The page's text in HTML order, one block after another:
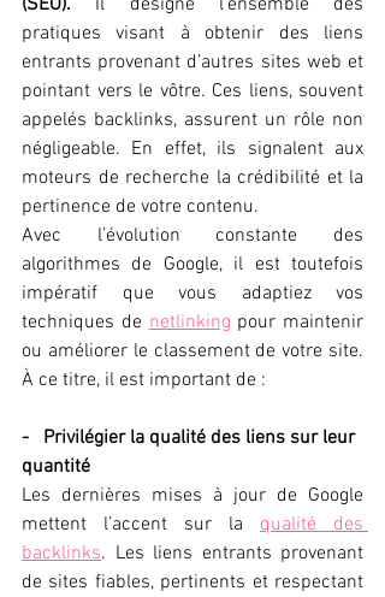
(SEO). Il désigne l’ensemble des
pratiques visant à obtenir des liens
entrants provenant d’autres sites web et
pointant vers le vôtre. Ces liens, souvent
appelés backlinks, assurent un rôle non
négligeable. En effet, ils signalent aux
moteurs de recherche la crédibilité et la
pertinence de votre contenu.
Avec l’évolution constante des
algorithmes de Google, il est toutefois
impératif que vous adaptiez vos
techniques de netlinking pour maintenir
ou améliorer le classement de votre site.
À ce titre, il est important de :
-   Privilégier la qualité des liens sur leur
quantité
Les dernières mises à jour de Google
mettent l’accent sur la qualité des
backlinks. Les liens entrants provenant
de sites fiables, pertinents et respectant